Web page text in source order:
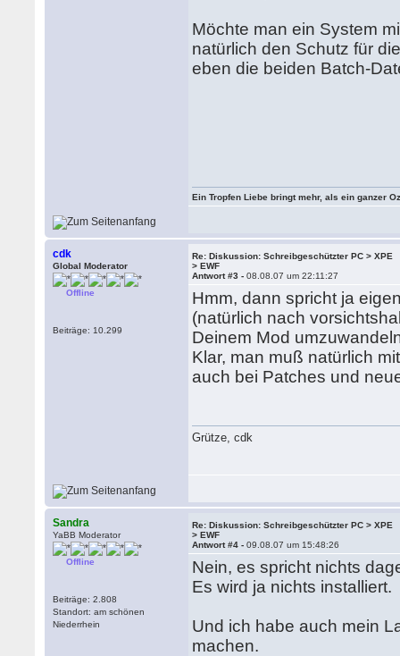
Möchte man ein System
natürlich den Schutz für
eben die beiden Batch-
Ein Tropfen Liebe bringt mehr, als ein ganzer
cdk
Global Moderator
Offline
Beiträge: 10.299
Re: Diskussion: Schreibgeschützter PC > XPE
> EWF
Antwort #3 -08.08.07 um 22:11:27
Hmm, dann spricht ja
(natürlich nach
Deinem Mod
Klar, man muß natürlich
auch bei Patches und
Grütze, cdk
Sandra
YaBB Moderator
Offline
Beiträge: 2.808
Standort: am schönen
Niederrhein
Re: Diskussion: Schreibgeschützter PC > XPE
> EWF
Antwort #4 -09.08.07 um 15:48:26
Nein, es spricht nichts
Es wird ja nichts installiert.
Und ich habe auch mein
machen.